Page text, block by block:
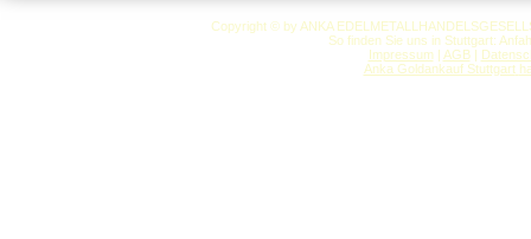
Copyright © by ANKA
So finden Sie uns in Stuttgart:
Impressum| AGB|
Anka Goldankauf Stuttgart